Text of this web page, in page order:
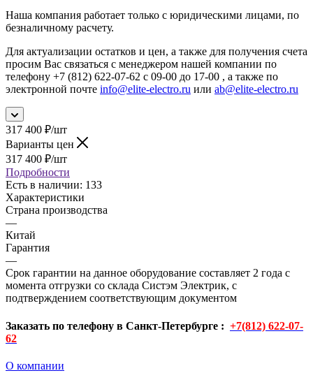
Наша компания работает только с юридическими лицами, по
безналичному расчету.
Для актуализации остатков и цен, а также для получения счета
просим Вас связаться с менеджером нашей компании по
телефону +7 (812) 622-07-62 с 09-00 до 17-00 , а также по
электронной почте info@elite-electro.ru или ab@elite-electro.ru
317 400 ₽/шт
Варианты цен
317 400 ₽/шт
Подробности
Есть в наличии: 133
Характеристики
Страна производства
—
Китай
Гарантия
—
Срок гарантии на данное оборудование составляет 2 года с
момента отгрузки со склада Систэм Электрик, с
подтверждением соответствующим документом
Заказать по телефону в Санкт-Петербурге : +7(812) 622-07-
62
О компании